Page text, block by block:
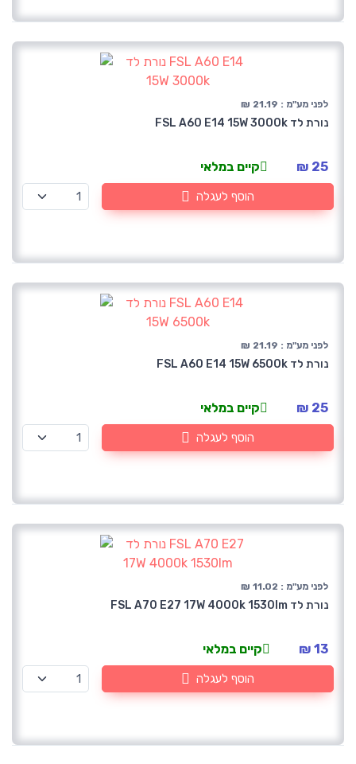
לפני מע"מ : 21.19 ₪
נורת לד FSL A60 E14 15W 3000k
25 ₪ קיים במלאי
הוסף לעגלה
לפני מע"מ : 21.19 ₪
נורת לד FSL A60 E14 15W 6500k
25 ₪ קיים במלאי
הוסף לעגלה
לפני מע"מ : 11.02 ₪
נורת לד FSL A70 E27 17W 4000k 1530lm
13 ₪ קיים במלאי
הוסף לעגלה